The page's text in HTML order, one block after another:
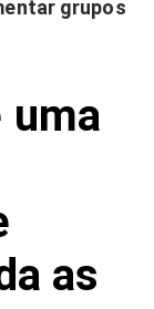
grupos
uma
as